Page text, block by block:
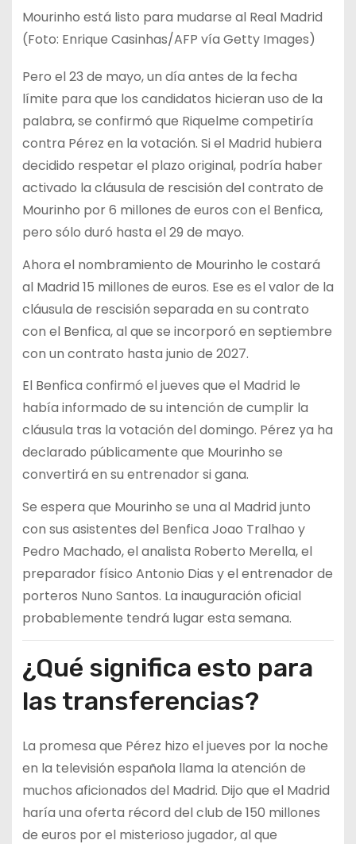
Mourinho está listo para mudarse al Real Madrid
(Foto: Enrique Casinhas/AFP vía Getty Images)
Pero el 23 de mayo, un día antes de la fecha
límite para que los candidatos hicieran uso de la
palabra, se confirmó que Riquelme competiría
contra Pérez en la votación. Si el Madrid hubiera
decidido respetar el plazo original, podría haber
activado la cláusula de rescisión del contrato de
Mourinho por 6 millones de euros con el Benfica,
pero sólo duró hasta el 29 de mayo.
Ahora el nombramiento de Mourinho le costará
al Madrid 15 millones de euros. Ese es el valor de la
cláusula de rescisión separada en su contrato
con el Benfica, al que se incorporó en septiembre
con un contrato hasta junio de 2027.
El Benfica confirmó el jueves que el Madrid le
había informado de su intención de cumplir la
cláusula tras la votación del domingo. Pérez ya ha
declarado públicamente que Mourinho se
convertirá en su entrenador si gana.
Se espera que Mourinho se una al Madrid junto
con sus asistentes del Benfica Joao Tralhao y
Pedro Machado, el analista Roberto Merella, el
preparador físico Antonio Dias y el entrenador de
porteros Nuno Santos. La inauguración oficial
probablemente tendrá lugar esta semana.
¿Qué significa esto para
las transferencias?
La promesa que Pérez hizo el jueves por la noche
en la televisión española llama la atención de
muchos aficionados del Madrid. Dijo que el Madrid
haría una oferta récord del club de 150 millones
de euros por el misterioso jugador, al que